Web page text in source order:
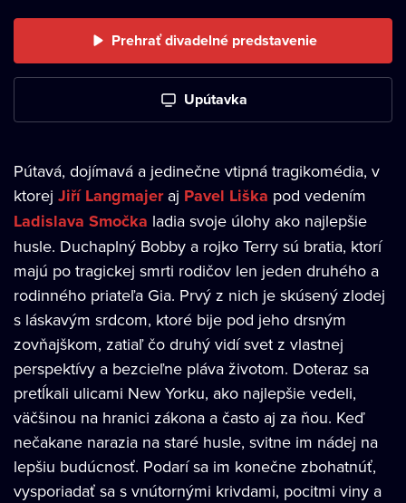
Prehrať divadelné predstavenie
Upútavka
Pútavá, dojímavá a jedinečne vtipná tragikomédia, v
ktorej Jiří Langmajeraj Pavel Liška pod vedením
Ladislava Smočka ladia svoje úlohy ako najlepšie
husle. Duchaplný Bobby a rojko Terry sú bratia, ktorí
majú po tragickej smrti rodičov len jeden druhého a
rodinného priateľa Gia. Prvý z nich je skúsený zlodej
s láskavým srdcom, ktoré bije pod jeho drsným
zovňajškom, zatiaľ čo druhý vidí svet z vlastnej
perspektívy a bezcieľne pláva životom. Doteraz sa
pretĺkali ulicami New Yorku, ako najlepšie vedeli,
väčšinou na hranici zákona a často aj za ňou. Keď
nečakane narazia na staré husle, svitne im nádej na
lepšiu budúcnosť. Podarí sa im konečne zbohatnúť,
vysporiadať sa s vnútornými krivdami, pocitmi viny a